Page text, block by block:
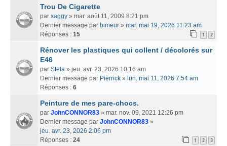
Trou De Cigarette
par xaggy » mar. août 11, 2009 8:21 pm
Dernier message par bimeur » mar. mai 19, 2026 11:23 am
Réponses : 15 1 2
Rénover les plastiques qui collent / décolorés sur
E46
par Stela » jeu. avr. 23, 2026 10:16 am
Dernier message par Pierrick » lun. mai 11, 2026 7:54 am
Réponses : 6
Peinture de mes pare-chocs.
par JohnCONNOR83 » mar. nov. 09, 2021 12:26 pm
Dernier message par JohnCONNOR83 »
jeu. avr. 23, 2026 2:06 pm
Réponses : 24 1 2 3